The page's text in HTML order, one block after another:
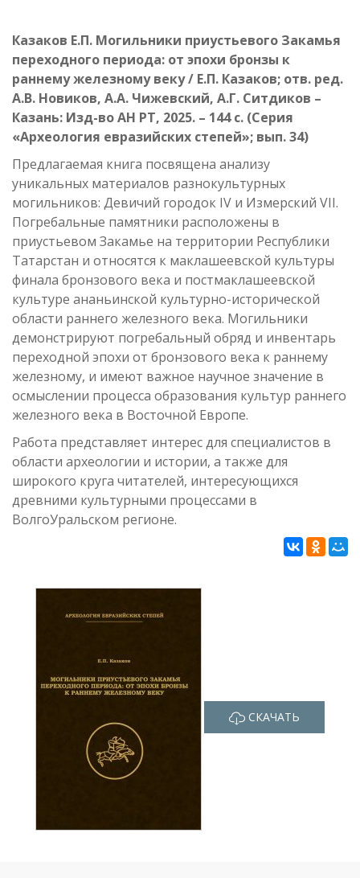
Казаков Е.П. Могильники приустьевого Закамья
переходного периода: от эпохи бронзы к
раннему железному веку/ Е.П. Казаков; отв. ред.
А.В. Новиков, А.А. Чижевский, А.Г. Ситдиков –
Казань: Изд-во АН РТ, 2025. – 144 с. (Серия
«Археология евразийских степей»; вып. 34)
Предлагаемая книга посвящена анализу
уникальных материалов разнокультурных
могильников: Девичий городок IV и Измерский VII.
Погребальные памятники расположены в
приустьевом Закамье на территории Республики
Татарстан и относятся к маклашеевской культуры
финала бронзового века и постмаклашеевской
культуре ананьинской культурно-исторической
области раннего железного века. Могильники
демонстрируют погребальный обряд и инвентарь
переходной эпохи от бронзового века к раннему
железному, и имеют важное научное значение в
осмыслении процесса образования культур раннего
железного века в Восточной Европе.
Работа представляет интерес для специалистов в
области археологии и истории, а также для
широкого круга читателей, интересующихся
древними культурными процессами в
ВолгоУральском регионе.
СКАЧАТЬ